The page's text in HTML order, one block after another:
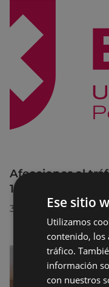
Afecciones al
10 al 23 de
30/07/2026Ese sitio
Utilizamos
contenido, los
tráfico.
información
con nuestros